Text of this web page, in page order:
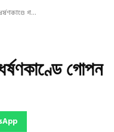
গ...
গোপন